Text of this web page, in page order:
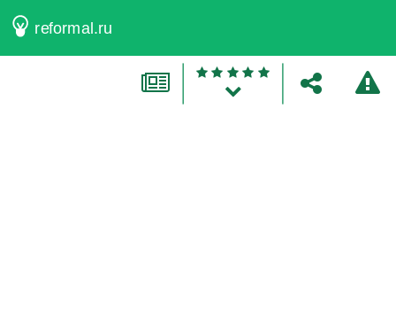
reformal.ru